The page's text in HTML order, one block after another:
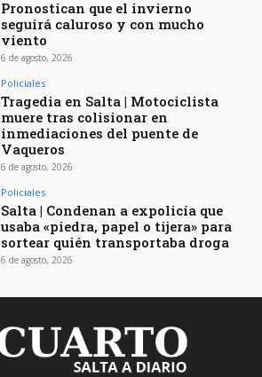
Pronostican que el invierno
seguirá caluroso y con mucho
viento
6 de agosto, 2026
Policiales
Tragedia en Salta | Motociclista
muere tras colisionar en
inmediaciones del puente de
Vaqueros
6 de agosto, 2026
Policiales
Salta | Condenan a expolicía que
usaba «piedra, papel o tijera» para
sortear quién transportaba droga
6 de agosto, 2026